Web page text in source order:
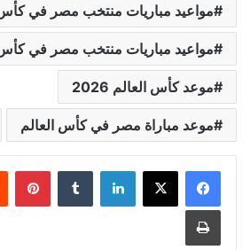
مواعيد مباريات منتخب مصر في كأس
مواعيد مباريات منتخب مصر في كأس
موعد كأس العالم 2026
موعد مباراة مصر في كأس العالم
لينكدإن
طباعة